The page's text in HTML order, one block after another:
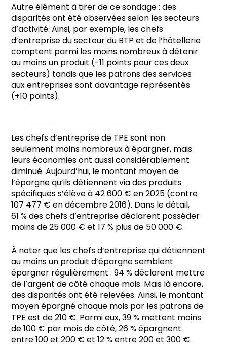
Autre élément à tirer de ce sondage : des
disparités ont été observées selon les secteurs
d’activité. Ainsi, par exemple, les chefs
d’entreprise du secteur du BTP et de l’hôtellerie
comptent parmi les moins nombreux à détenir
au moins un produit (-11 points pour ces deux
secteurs) tandis que les patrons des services
aux entreprises sont davantage représentés
(+10 points).
Les chefs d’entreprise de TPE sont non
seulement moins nombreux à épargner, mais
leurs économies ont aussi considérablement
diminué. Aujourd’hui, le montant moyen de
l’épargne qu’ils détiennent via des produits
spécifiques s’élève à 42 600 € en 2025 (contre
107 477 € en décembre 2016). Dans le détail,
61 % des chefs d’entreprise déclarent posséder
moins de 25 000 € et 17 % plus de 50 000 €.
À noter que les chefs d’entreprise qui détiennent
au moins un produit d’épargne semblent
épargner régulièrement : 94 % déclarent mettre
de l’argent de côté chaque mois. Mais là encore,
des disparités ont été relevées. Ainsi, le montant
moyen épargné chaque mois par les patrons de
TPE est de 210 €. Parmi eux, 39 % mettent moins
de 100 € par mois de côté, 26 % épargnent
entre 100 et 200 € et 12 % entre 200 et 300 €.